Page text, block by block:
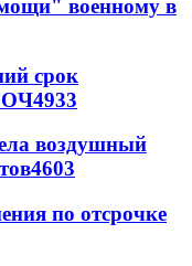
военному в
срок
4933
воздушный
4603
по отсрочке